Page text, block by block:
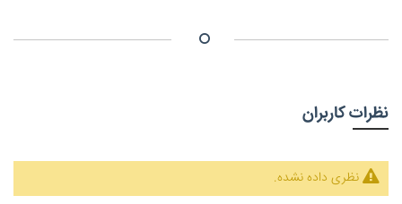
نظرات کاربران
نظری داده نشده.